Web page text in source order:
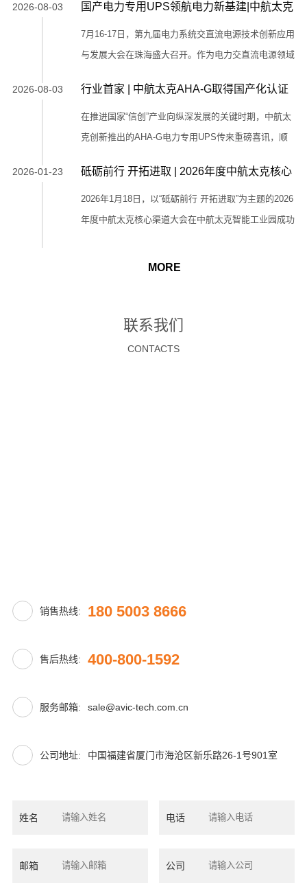
2026-08-03
国产电力专用UPS领航电力新基建|中航太克
亮相第九届电力系统交直流电源大会
7月16-17日，第九届电力系统交直流电源技术创新应用
与发展大会在珠海盛大召开。作为电力交直流电源领域
领航”为主题，汇聚全国电网专家、科研院所及产业链
头部企业近500位代表，聚焦新型电力系统背景下的技
术突破与产业升级。 凭借深耕电力电子领域二十年的
电配套系统及“U锂融合”创新成果亮相大会。作为国内
专业UPS电源品牌中首批获得电力专用UPS 100%国产
化权威认证的企业，中航太克以全栈自研能力、工业级
2026-08-03
行业首家 | 中航太克AHA-G取得国产化认证
报告，树立电力专用UPS行业新标杆
在推进国家“信创”产业向纵深发展的关键时期，中航太
克创新推出的AHA-G电力专用UPS传来重磅喜讯，顺
涉及唯一化电子元器件均为第一类。权威认证——树立
国产化替代新标杆在电子元器件国产化评审中，“一类
企业电子元器件”指在原材料、设计等全流程实现自主
航太克AHA-G系列UPS全面采用此类元器件，践行了
于国家能...
2026-01-23
砥砺前行 开拓进取 | 2026年度中航太克核心
渠道大会圆满举办
2026年1月18日，以“砥砺前行 开拓进取”为主题的2026
年度中航太克核心渠道大会在中航太克智能工业园成功
SOCOMEC集团亚太区 CEO O'NEIL
FABRE RINGBORG、太克电力技术(厦门)有限公司总
经理张光华、索克曼能源系统(厦门)有限公司副总经理
MORE
联系我们
CONTACTS
销售热线: 180 5003 8666
售后热线: 400-800-1592
服务邮箱: sale@avic-tech.com.cn
公司地址: 中国福建省厦门市海沧区新乐路26-1号901室
姓名 电话
邮箱 公司